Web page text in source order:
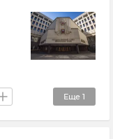
Еще 1